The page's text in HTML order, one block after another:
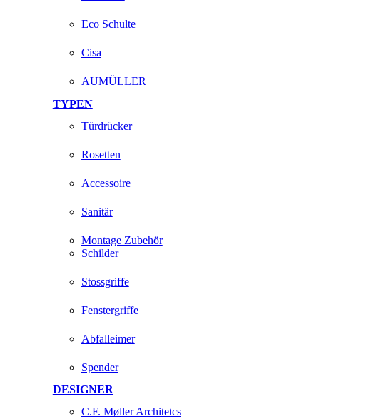
Eco Schulte
Cisa
AUMÜLLER
TYPEN
Türdrücker
Rosetten
Accessoire
Sanitär
Montage Zubehör
Schilder
Stossgriffe
Fenstergriffe
Abfalleimer
Spender
DESIGNER
C.F. Møller Architetcs